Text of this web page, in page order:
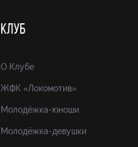
КЛУБ
О Клубе
ЖФК «Локомотив»
Молодёжка-юноши
Молодёжка-девушки